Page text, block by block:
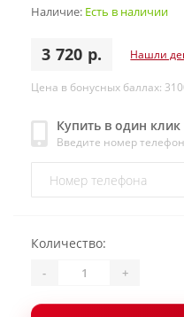
Наличие: Есть в наличии
3 720 р. Нашли
Цена в бонусных баллах:
Купить в один клик
Введите номер
Количество:
- +